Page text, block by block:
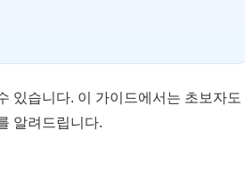
있습니다. 이 가이드에서는 초보자도
알려드립니다.